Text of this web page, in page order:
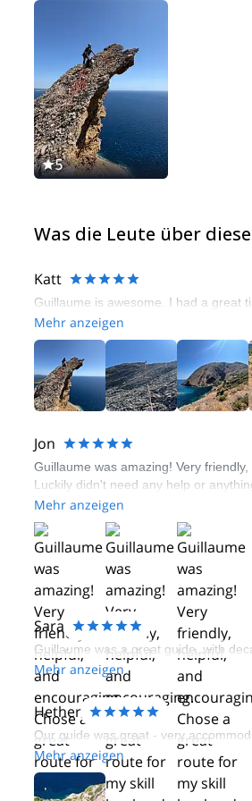
5
Was die Leute über
Katt
Guillaume is awesome. I had a great
Mehr anzeigen
Jon
Guillaume was amazing! Very
Luckily didn't need any help or
Mehr anzeigen
Sara
Guillaume was a great guide, with
Mehr anzeigen
Hether
Our guide was great - very
Mehr anzeigen